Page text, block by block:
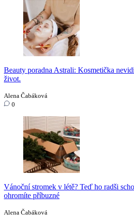
Beauty poradna Astrali: Kosmetička
život.
Alena Čabáková
0
Vánoční stromek v létě? Teď ho radši
ohromíte příbuzné
Alena Čabáková